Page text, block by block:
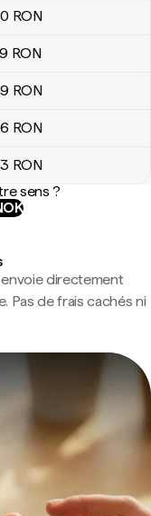
RON
RON
RON
RON
RON
sens ?
directement
Pas de frais cachés ni